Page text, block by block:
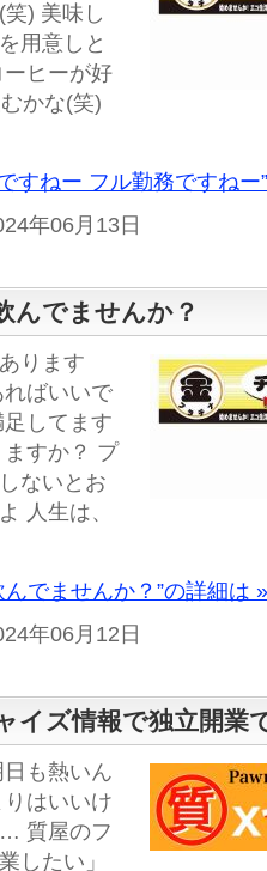
) 美味し
用意しと
ヒーが好
かな(笑)
すねー フル勤務ですねー
年06月13日
んでませんか？
ります
ばいいで
してます
すか？ プ
ないとお
人生は、
でませんか？”の詳細は »
年06月12日
イズ情報で独立開業
も熱いん
はいいけ
質屋のフ
したい」